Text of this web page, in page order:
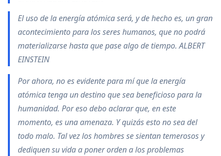
El uso de la energía atómica será, y de hecho es, un gran
acontecimiento para los seres humanos, que no podrá
materializarse hasta que pase algo de tiempo. ALBERT
EINSTEIN
Por ahora, no es evidente para mí que la energía
atómica tenga un destino que sea beneficioso para la
humanidad. Por eso debo aclarar que, en este
momento, es una amenaza. Y quizás esto no sea del
todo malo. Tal vez los hombres se sientan temerosos y
dediquen su vida a poner orden a los problemas